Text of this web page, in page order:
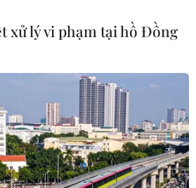
kinh Việt Nam
TP. Hà Nội
xử lý vi phạm tại hồ Đồng